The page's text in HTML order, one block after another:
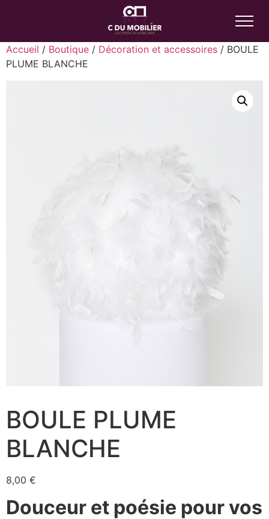
Accueil / Boutique / Décoration et accessoires / BOULE
PLUME BLANCHE
BOULE PLUME
BLANCHE
8,00 €
Douceur et poésie pour vos